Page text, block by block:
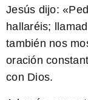
Jesús dijo:
hallaréis;
también nos
oración
con Dios.